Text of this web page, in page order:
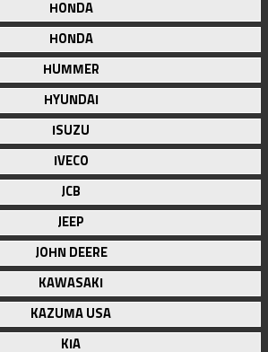
HONDA
HONDA
HUMMER
HYUNDAI
ISUZU
IVECO
JCB
JEEP
JOHN DEERE
KAWASAKI
KAZUMA USA
KIA